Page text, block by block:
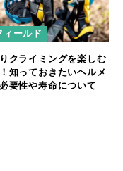
ィールド
クライミングを楽しむ
知っておきたいヘルメ
要性や寿命について